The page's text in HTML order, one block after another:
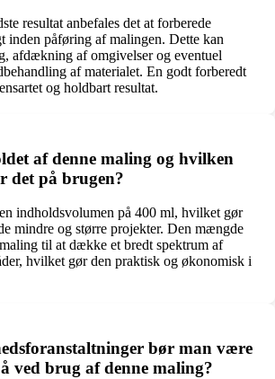
resultat anbefales det at forberede
inden påføring af malingen. Dette kan
afdækning af omgivelser og eventuel
af materialet. En godt forberedt
og holdbart resultat.
af denne maling og hvilken
det på brugen?
indholdsvolumen på 400 ml, hvilket gør
mindre og større projekter. Den mængde
til at dække et bredt spektrum af
hvilket gør den praktisk og økonomisk i
bør man være
ved brug af denne maling?